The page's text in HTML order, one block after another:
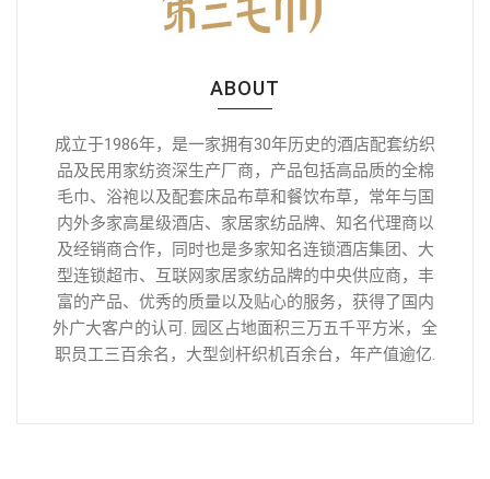
ABOUT
成立于1986年，是一家拥有30年历史的酒店配套纺织
品及民用家纺资深生产厂商，产品包括高品质的全棉
毛巾、浴袍以及配套床品布草和餐饮布草，常年与国
内外多家高星级酒店、家居家纺品牌、知名代理商以
及经销商合作，同时也是多家知名连锁酒店集团、大
型连锁超市、互联网家居家纺品牌的中央供应商，丰
富的产品、优秀的质量以及贴心的服务，获得了国内
外广大客户的认可. 园区占地面积三万五千平方米，全
职员工三百余名，大型剑杆织机百余台，年产值逾亿.